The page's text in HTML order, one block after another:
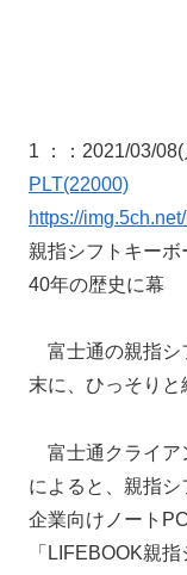
1 ： ：2021/03/
PLT(22000)
https://
親指シフトキーボ
40年の歴史に幕
富士通の親指シ
末に、ひっそりと
富士通クライア
によると、親指
企業向けノート
「LIFEBOOK親